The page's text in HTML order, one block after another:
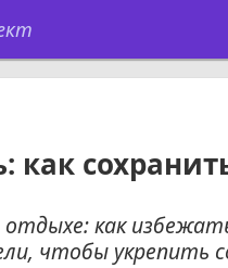
как
как
чтобы укрепить